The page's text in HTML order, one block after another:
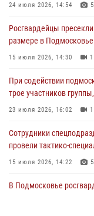
сигналам «Тревога» с
04 августа 2026, 12:15
(видео)
03 августа 2026, 15:32
24 июля 2026, 14:54 5
Росгвардейцы
размере в
15 июля 2026, 14:30 1
При содействии
трое участников
23 июля 2026, 16:02 1
Сотрудники
провели тактико-
15 июля 2026, 14:22 5
В Подмосковье